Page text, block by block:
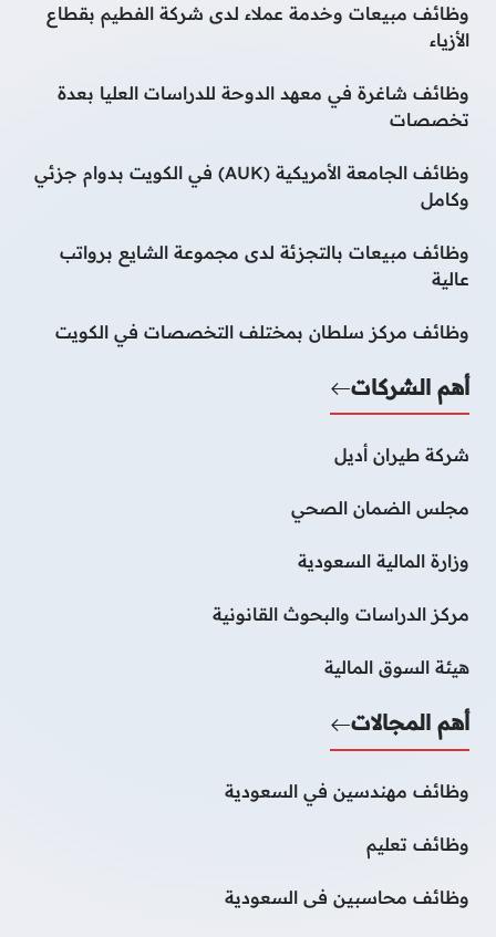
وظائف مبيعات وخدمة عملاء لدى شركة الفطيم بقطاع
الأزياء
وظائف شاغرة في معهد الدوحة للدراسات العليا بعدة
تخصصات
وظائف الجامعة الأمريكية (AUK) في الكويت بدوام جزئي
وكامل
وظائف مبيعات بالتجزئة لدى مجموعة الشايع برواتب
عالية
وظائف مركز سلطان بمختلف التخصصات في الكويت
أهم الشركات
شركة طيران أديل
مجلس الضمان الصحي
وزارة المالية السعودية
مركز الدراسات والبحوث القانونية
هيئة السوق المالية
أهم المجالات
وظائف مهندسين في السعودية
وظائف تعليم
وظائف محاسبين فى السعودية